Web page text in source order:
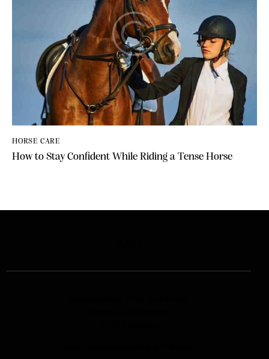
HORSE CARE
How to Stay Confident While Riding a Tense Horse